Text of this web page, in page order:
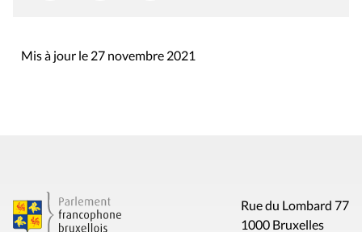
Mis à jour le 27 novembre 2021
Rue du Lombard 77
1000 Bruxelles